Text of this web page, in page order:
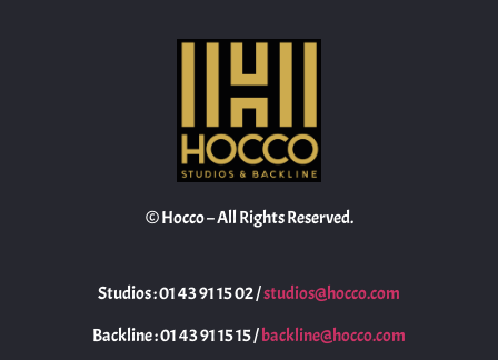
© Hocco – All Rights Reserved.
Studios : 01 43 91 15 02 /studios@hocco.com
Backline : 01 43 91 15 15 /backline@hocco.com